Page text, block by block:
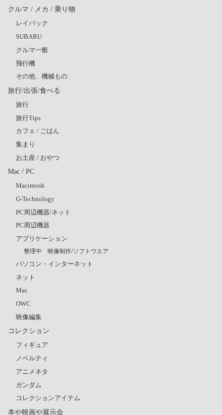
クルマ / メカ / 乗り物
レイバック
SUBARU
クルマ一般
飛行機
その他、機械もの
旅行/出張/食べる
旅行
旅行Tips
カフェ / ごはん
集まり
お土産 / おやつ
Mac / PC
Macintosh
G-Technology
PC周辺機器/ネット
PC周辺機器
アプリケーション
整理中 映像制作/ソフトウエア
パソコン・インターネット
ネット
Mac
OWC
映像編集
コレクション
フィギュア
ノベルティ
アニメネタ
ガンダム
コレクションアイテム
本や映画や展示会